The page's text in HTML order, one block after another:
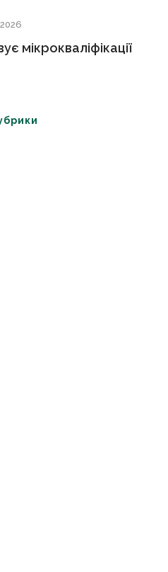
мікрокваліфікації